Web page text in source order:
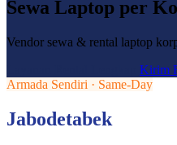
Sewa Laptop per
Vendor sewa & rental laptop
Kirim
Armada Sendiri · Same-Day
Jabodetabek